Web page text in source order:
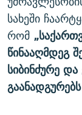
სახეში
რომ
წინააღმდეგ
სიბინძურე